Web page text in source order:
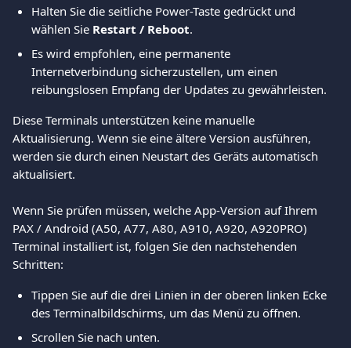
Halten Sie die seitliche Power-Taste gedrückt und
wählen Sie Restart / Reboot.
Es wird empfohlen, eine permanente
Internetverbindung sicherzustellen, um einen
reibungslosen Empfang der Updates zu gewährleisten.
Diese Terminals unterstützen keine manuelle
Aktualisierung. Wenn sie eine ältere Version ausführen,
werden sie durch einen Neustart des Geräts automatisch
aktualisiert.
Wenn Sie prüfen müssen, welche App-Version auf Ihrem
PAX / Android (A50, A77, A80, A910, A920, A920PRO)
Terminal installiert ist, folgen Sie den nachstehenden
Schritten:
Tippen Sie auf die drei Linien in der oberen linken Ecke
des Terminalbildschirms, um das Menü zu öffnen.
Scrollen Sie nach unten.